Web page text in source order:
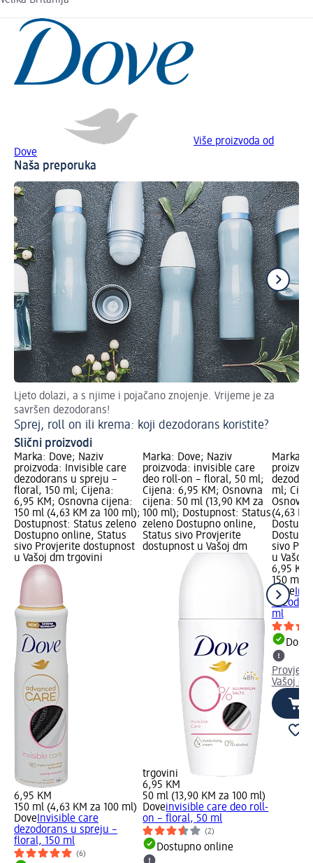
Više proizvoda od
Dove
Naša preporuka
Ljeto dolazi, a s njime i pojačano znojenje. Vrijeme je za
savršen dezodorans!
Sprej, roll on ili krema: koji dezodorans koristite?
Slični proizvodi
Marka: Dove; Naziv
proizvoda: Invisible care
dezodorans u spreju –
floral, 150 ml; Cijena:
6,95 KM; Osnovna cijena:
150 ml (4,63 KM za 100 ml);
Dostupnost: Status zeleno
Dostupno online, Status
sivo Provjerite dostupnost
u Vašoj dm trgovini
6,95 KM
150 ml (4,63 KM za 100 ml)
Dove Invisible care
dezodorans u spreju –
floral, 150 ml
(6)
Marka: Dove; Naziv
proizvoda: invisible care
deo roll-on – floral, 50 ml;
Cijena: 6,95 KM; Osnovna
cijena: 50 ml (13,90 KM za
100 ml); Dostupnost: Status
zeleno Dostupno online,
Status sivo Provjerite
dostupnost u Vašoj dm
trgovini
6,95 KM
50 ml (13,90 KM za 100 ml)
Doveinvisible care deo roll-
on – floral, 50 ml
(2)
Dostupno online
Marka:
ml;
(4,63
sivo
u Vašoj
6,95 KM
150 ml
Dove
ml
Vašoj